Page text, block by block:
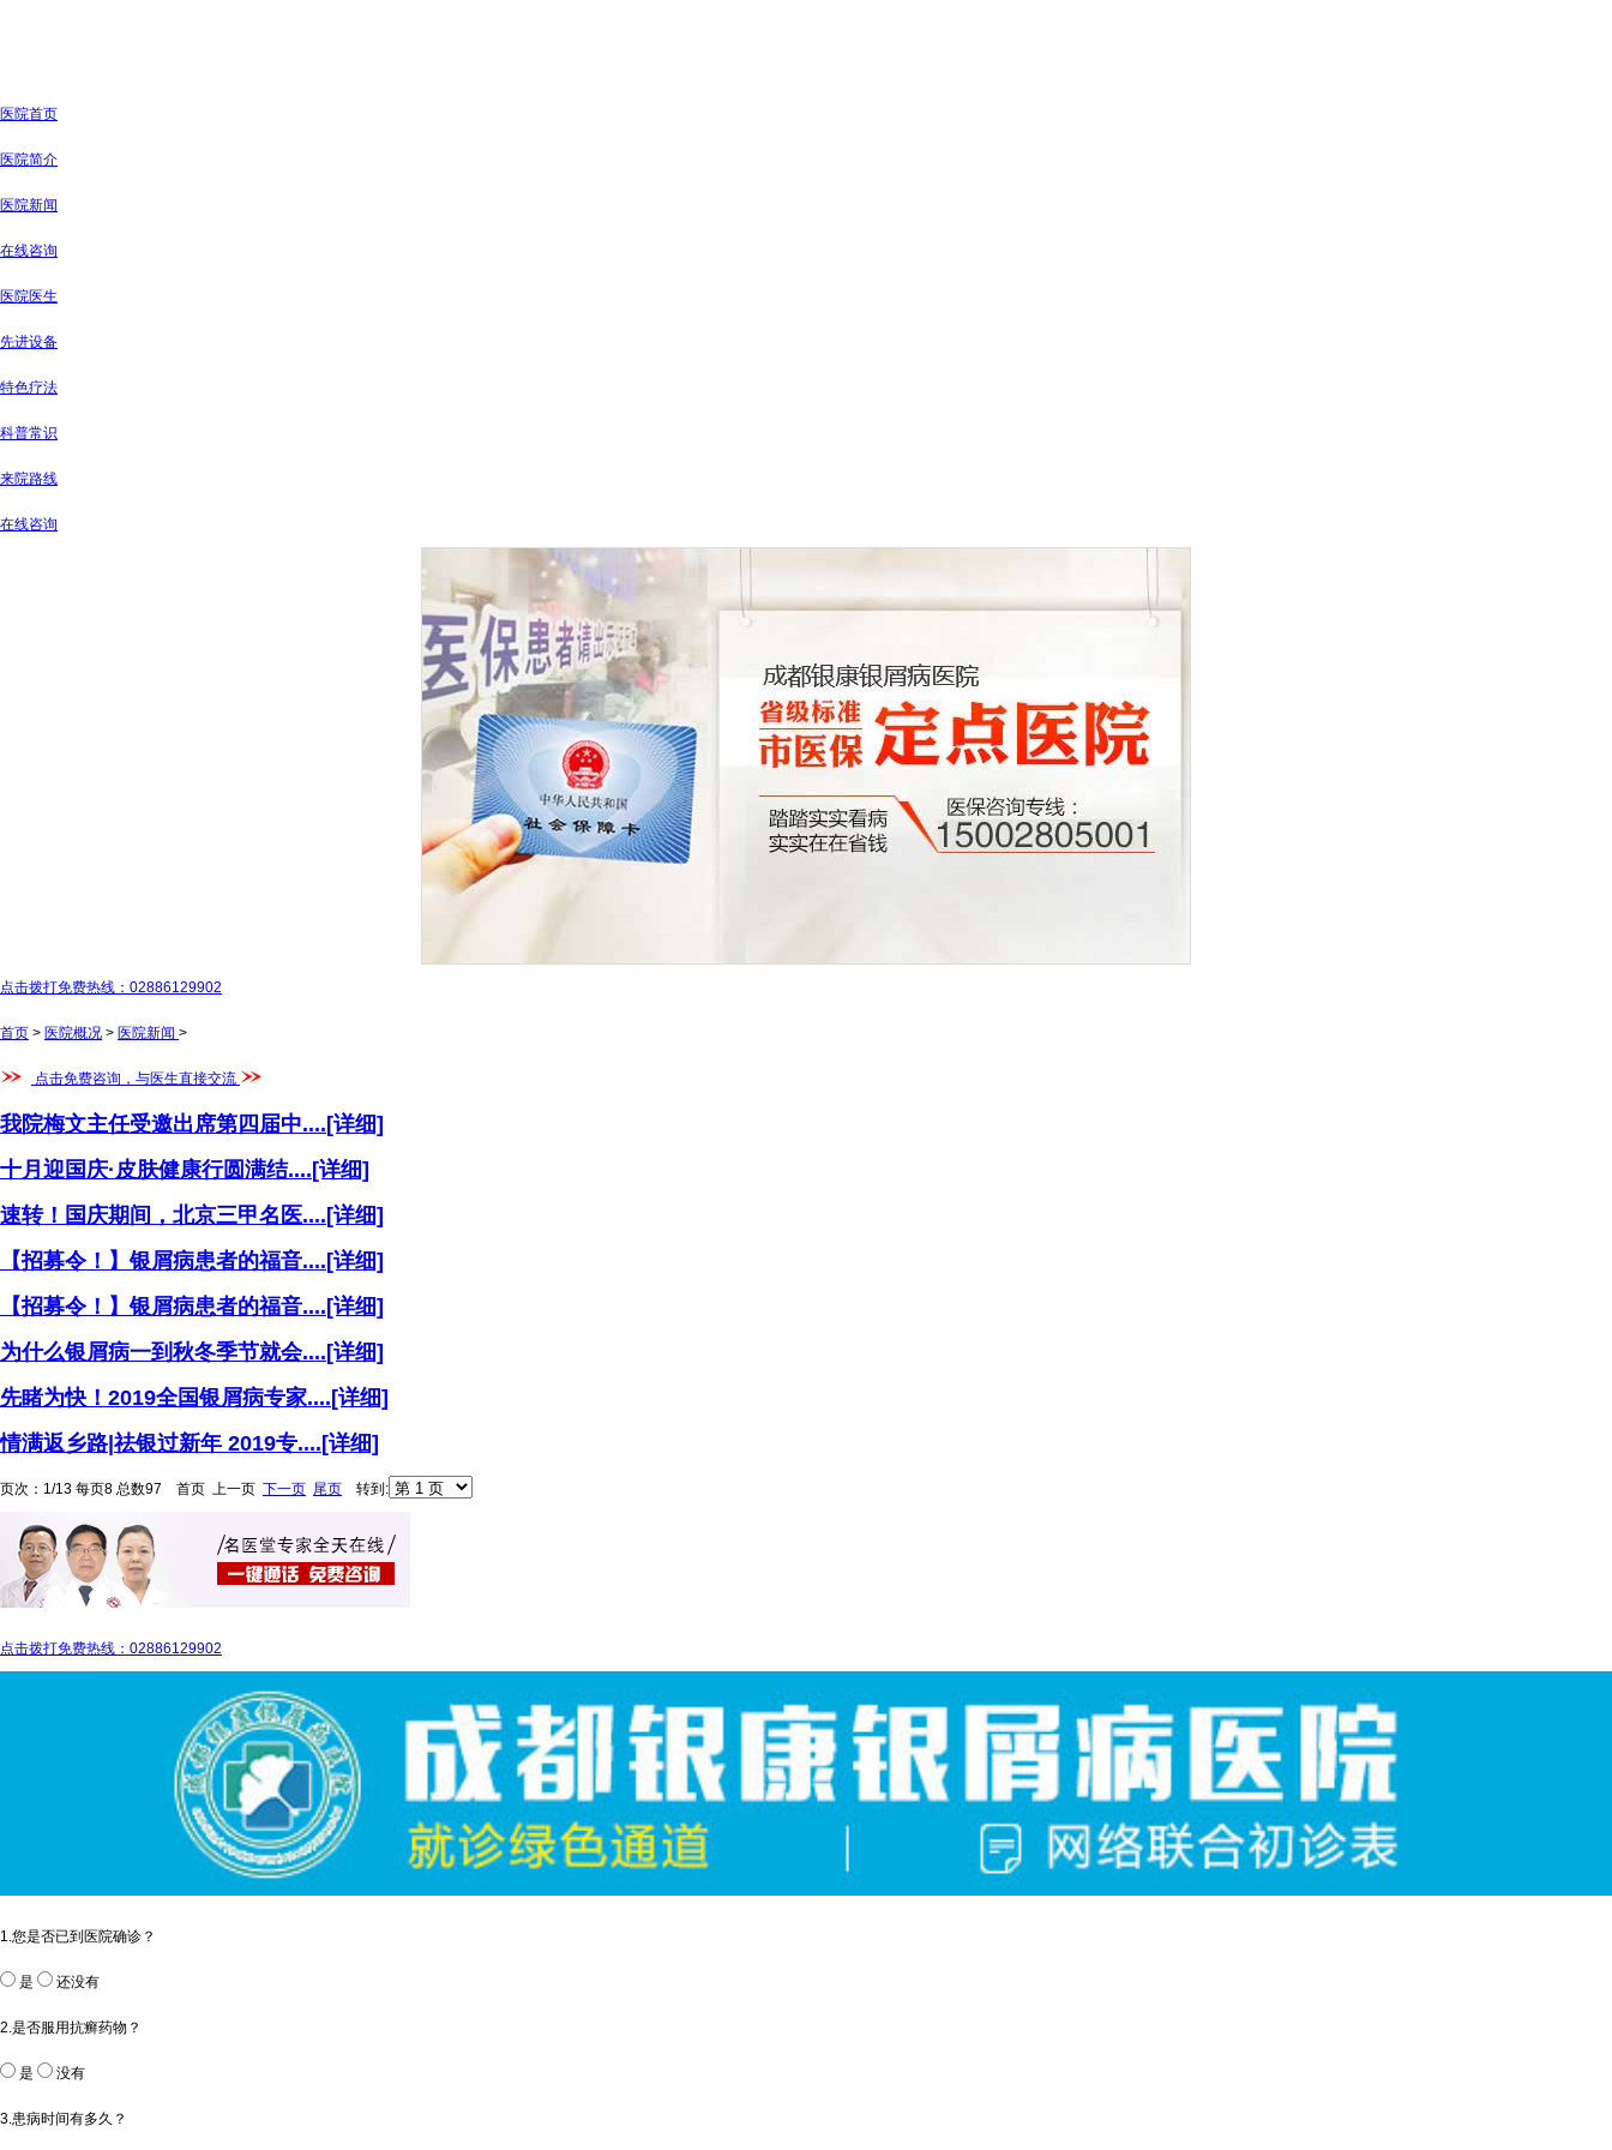
医院首页
医院简介
医院新闻
在线咨询
医院医生
先进设备
特色疗法
科普常识
来院路线
在线咨询
点击拨打免费热线：02886129902
首页 > 医院概况 > 医院新闻 >
点击免费咨询，与医生直接交流
我院梅文主任受邀出席第四届中.... [详细]
十月迎国庆·皮肤健康行圆满结.... [详细]
速转！国庆期间，北京三甲名医.... [详细]
【招募令！】银屑病患者的福音.... [详细]
【招募令！】银屑病患者的福音.... [详细]
为什么银屑病一到秋冬季节就会.... [详细]
先睹为快！2019全国银屑病专家.... [详细]
情满返乡路|祛银过新年 2019专.... [详细]
页次：1/13 每页8 总数97 首页 上一页 下一页 尾页 转到:
点击拨打免费热线：02886129902
1.您是否已到医院确诊？
是 还没有
2.是否服用抗癣药物？
是 没有
3.患病时间有多久？